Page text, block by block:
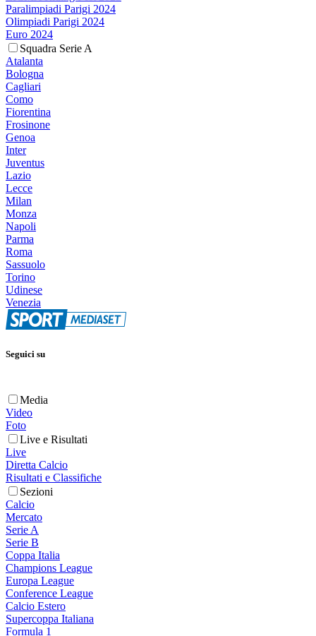
Paralimpiadi Parigi 2024
Olimpiadi Parigi 2024
Euro 2024
Squadra Serie A
Atalanta
Bologna
Cagliari
Como
Fiorentina
Frosinone
Genoa
Inter
Juventus
Lazio
Lecce
Milan
Monza
Napoli
Parma
Roma
Sassuolo
Torino
Udinese
Venezia
Seguici su
Media
Video
Foto
Live e Risultati
Live
Diretta Calcio
Risultati e Classifiche
Sezioni
Calcio
Mercato
Serie A
Serie B
Coppa Italia
Champions League
Europa League
Conference League
Calcio Estero
Supercoppa Italiana
Formula 1